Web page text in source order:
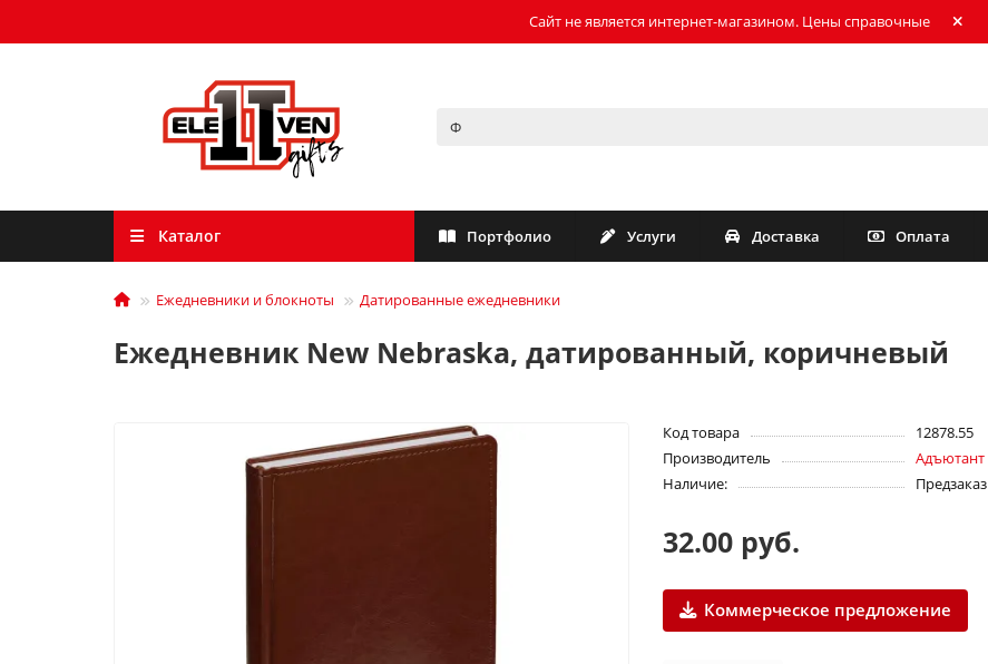
Сайт не является интернет-магазином. Цены справочные
Каталог Портфолио Услуги Доставка Оплата
Ежедневники и блокноты Датированные ежедневники
Ежедневник New Nebraska, датированный, коричневый
Код товара
12878.55
Производитель
Адъютант
Наличие:
Предзаказ
32.00 руб.
Коммерческое предложение